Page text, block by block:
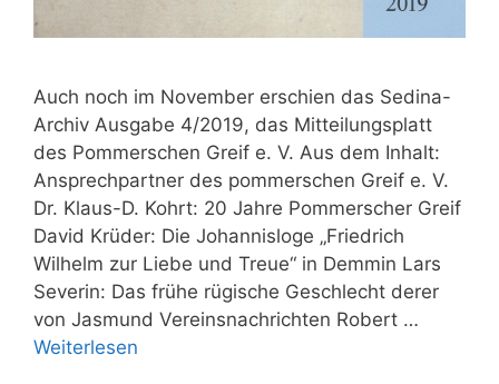
Auch noch im November erschien das Sedina-
Archiv Ausgabe 4/2019, das Mitteilungsplatt
des Pommerschen Greif e. V. Aus dem Inhalt:
Ansprechpartner des pommerschen Greif e. V.
Dr. Klaus-D. Kohrt: 20 Jahre Pommerscher Greif
David Krüder: Die Johannisloge „Friedrich
Wilhelm zur Liebe und Treue“ in Demmin Lars
Severin: Das frühe rügische Geschlecht derer
von Jasmund Vereinsnachrichten Robert …
Weiterlesen